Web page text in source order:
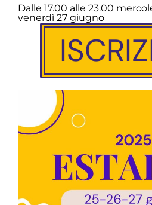
Dalle 17.00 alle 23.00
venerdì 27 giugno